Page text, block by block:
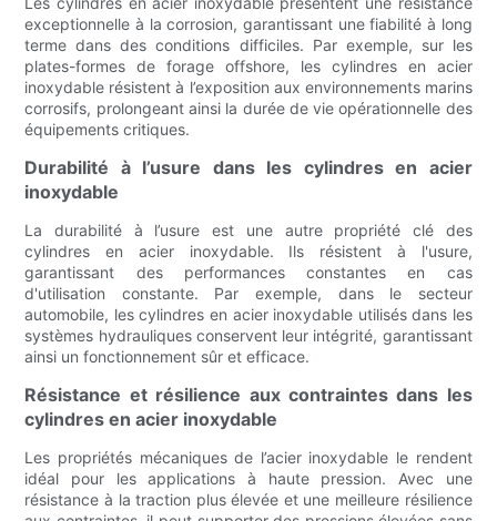
exceptionnelle à la corrosion, garantissant une fiabilité à long
terme dans des conditions difficiles. Par exemple, sur les
plates-formes de forage offshore, les cylindres en acier
inoxydable résistent à l’exposition aux environnements marins
corrosifs, prolongeant ainsi la durée de vie opérationnelle des
équipements critiques.
Durabilité à l’usure dans les cylindres en acier
inoxydable
La durabilité à l’usure est une autre propriété clé des
cylindres en acier inoxydable. Ils résistent à l'usure,
garantissant des performances constantes en cas
d'utilisation constante. Par exemple, dans le secteur
automobile, les cylindres en acier inoxydable utilisés dans les
systèmes hydrauliques conservent leur intégrité, garantissant
ainsi un fonctionnement sûr et efficace.
Résistance et résilience aux contraintes dans les
cylindres en acier inoxydable
Les propriétés mécaniques de l’acier inoxydable le rendent
idéal pour les applications à haute pression. Avec une
résistance à la traction plus élevée et une meilleure résilience